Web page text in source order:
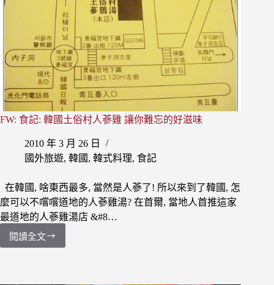
FW: 食記: 韓國土俗村人蔘雞 讓你難忘的好滋味
2010 年 3 月 26 日
國外旅遊, 韓國 , 韓式料理, 食記
在韓國, 啥東西最多, 當然是人蔘了! 所以來到了韓國, 怎
麼可以不嚐嚐道地的人蔘雞湯? 在首爾, 當地人首推這家
最道地的人蔘雞湯店 &#8…
閱讀全文
FW: